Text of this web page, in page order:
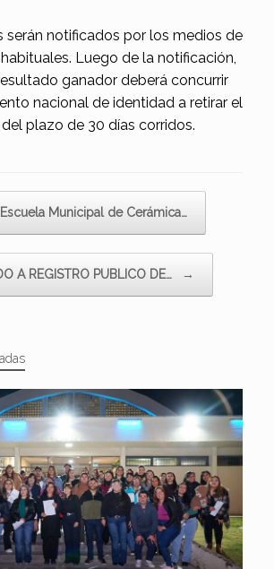
serán notificados por los medios de
Luego de la notificación,
ganador deberá concurrir
nacional de identidad a retirar el
plazo de 30 días corridos.
Municipal de Cerámica…
A REGISTRO PUBLICO DE… →